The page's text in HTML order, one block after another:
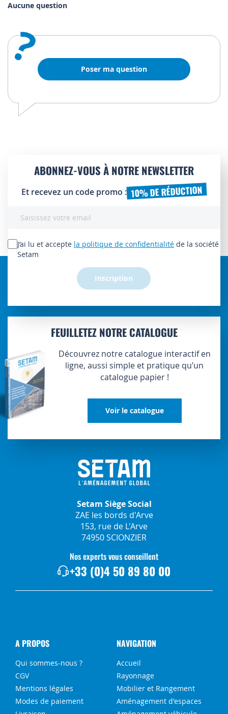
Aucune question
? Poser ma question
ABONNEZ-VOUS À NOTRE NEWSLETTER
Et recevez un code promo : 10% DE RÉDUCTION
lettre
d’information
J’ai lu et accepte la politique de confidentialité de la société
Setam
Inscription
FEUILLETEZ NOTRE CATALOGUE
Découvrez notre catalogue interactif en
ligne, aussi simple et pratique qu’un
catalogue papier !
Voir le catalogue
Setam Siège Social
ZAE les bords d'Arve
153, rue de L'Arve
74950 SCIONZIER
Nos experts vous conseillent
+33 (0)4 50 89 80 00
A PROPOS
Qui sommes-nous ?
CGV
Mentions légales
Modes de paiement
NAVIGATION
Accueil
Rayonnage
Mobilier et Rangement
Aménagement d'espaces